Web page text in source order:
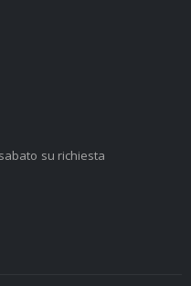
sabato su richiesta